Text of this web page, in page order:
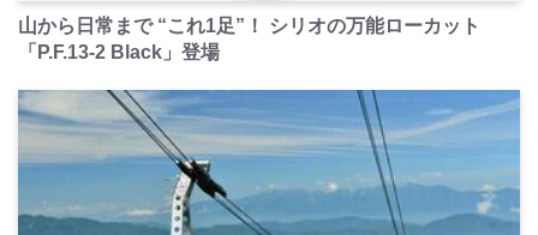
山から日常まで “これ1足”！ シリオの万能ローカット
「P.F.13-2 Black」登場